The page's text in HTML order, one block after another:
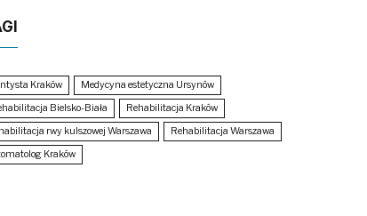
Kraków
Medycyna estetyczna Ursynów
Bielsko-Biała
Rehabilitacja Kraków
rwy kulszowej Warszawa
Rehabilitacja Warszawa
Kraków